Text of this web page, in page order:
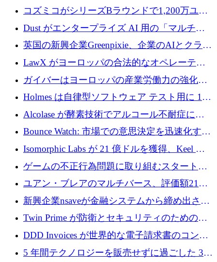
アンスプラットフォームのために140万ユーロ
コズミコがシリーズBラウンドで1,200万ユー
ロを調達
Dust がエンタープライズ AI 用の「マルチプ
レイヤー」オペレーティング システムを構築
するシリーズ B で 4,000 万ドルを調達
英国の新興企業Greenpixie、企業のAIとクラウ
ドのエネルギー無駄を削減するために470万ポ
ンドを調達
LawX がヨーロッパの合法的なオペレーティ
ング システムを構築するために 750 万ユーロ
を調達
ガイバーはヨーロッパの産業労働力の強化に
貢献するために 140 万ユーロを獲得
Holmes は自律型ソフトウェア テスト用に 110
万ユーロのプレシードを提供して開始
Alcolase が酵素技術でアルコール不耐症に取
り組むために 150 万ユーロを調達
Bounce Watch: 市場での意思決定を迅速化する
ためのインテリジェンス層を構築する
Isomorphic Labs が 21 億ドルを獲得、Keel の
ネオバンク後の軸、ポーランドのソフトウェ
ア進化
ゲームの不正行為問題に取り組むスタートア
ップを紹介する
ユアン・ブレアのマルチバース、評価額21億
ドルで7,000万ドルを調達
新興企業nsaveが金融システムから締め出され
たシリア人に国際銀行アクセスをもたらす
Twin Prime が防衛とセキュリティのためのフ
ロンティア AI モデルを構築するために 1,000
万ドルのプレシードを獲得
DDD Invoices が世界的な電子請求書のコンプ
ライアンスを簡素化するために 131 万ユーロ
5 年間テクノロジーを販売せずに過ごした 3D